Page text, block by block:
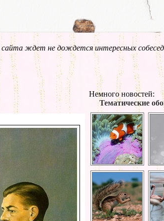
сайта ждет не дождется интересных
Немного новостей:
Тематические